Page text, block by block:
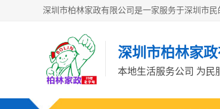
深圳市柏林家
本地生活服务公司 为民